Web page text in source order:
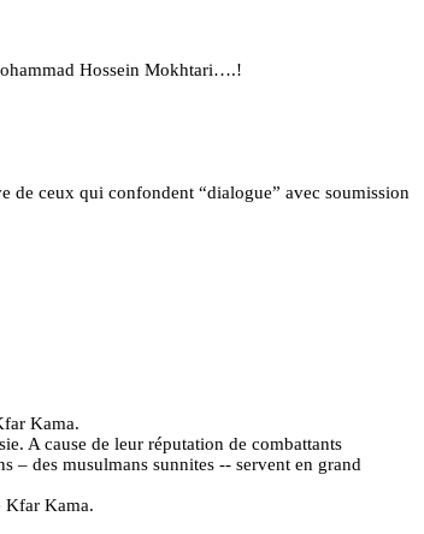
Hossein Mokhtari….!
de ceux qui confondent “dialogue” avec soumission
Kama.
A cause de leur réputation de combattants
– des musulmans sunnites -- servent en grand
Kfar Kama.